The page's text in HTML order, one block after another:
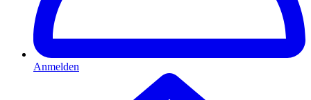
Anmelden